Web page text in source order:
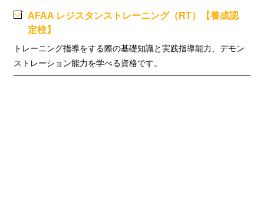
AFAA レジスタンストレーニング（RT）【養成認
定校】
トレーニング指導をする際の基礎知識と実践指導能力、デモン
ストレーション能力を学べる資格です。